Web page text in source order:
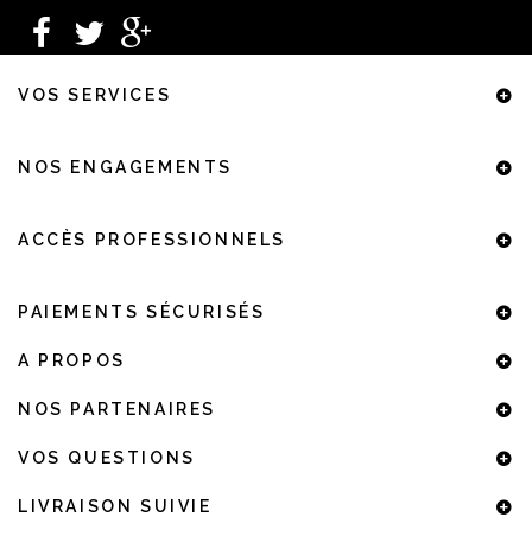
VOS SERVICES
NOS ENGAGEMENTS
ACCÈS PROFESSIONNELS
PAIEMENTS SÉCURISÉS
A PROPOS
NOS PARTENAIRES
VOS QUESTIONS
LIVRAISON SUIVIE